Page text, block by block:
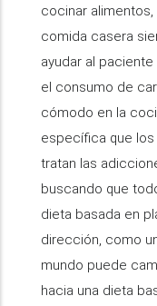
cocinar alimentos,
comida casera
ayudar al
el consumo de
cómodo en la
específica que
tratan las
buscando que
dieta basada en
dirección, como
mundo puede
hacia una dieta